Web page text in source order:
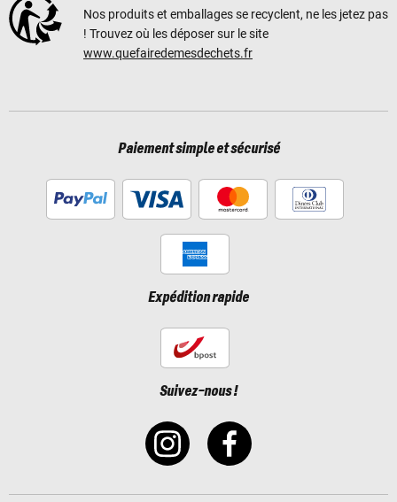
Nos produits et emballages se recyclent, ne les jetez pas
! Trouvez où les déposer sur le site
www.quefairedemesdechets.fr
Paiement simple et sécurisé
Expédition rapide
Suivez-nous !